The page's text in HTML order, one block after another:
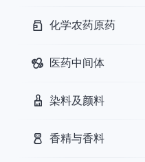
化学农药原药
医药中间体
染料及颜料
香精与香料